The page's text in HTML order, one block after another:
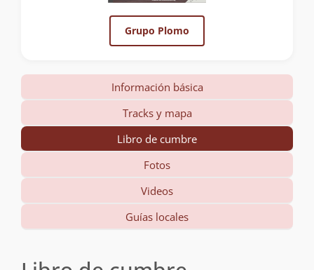
Grupo Plomo
Información básica
Tracks y mapa
Libro de cumbre
Fotos
Videos
Guías locales